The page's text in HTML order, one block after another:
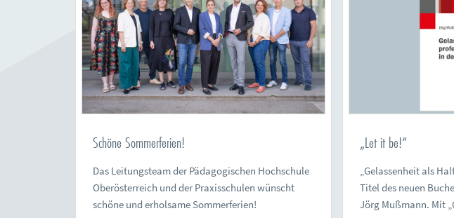
Schöne Sommerferien!
Das Leitungsteam der Pädagogischen Hochschule
Oberösterreich und der Praxisschulen wünscht
schöne und erholsame Sommerferien!
„Let it be!“
„Gelassenheit als
Titel des neuen
Jörg Mußmann. Mit